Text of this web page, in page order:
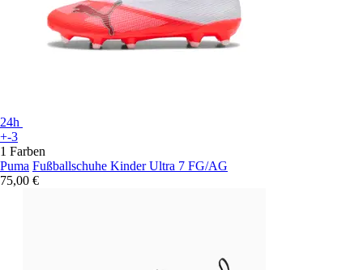
24h
+-3
1 Farben
Puma Fußballschuhe Kinder Ultra 7 FG/AG
75,00 €